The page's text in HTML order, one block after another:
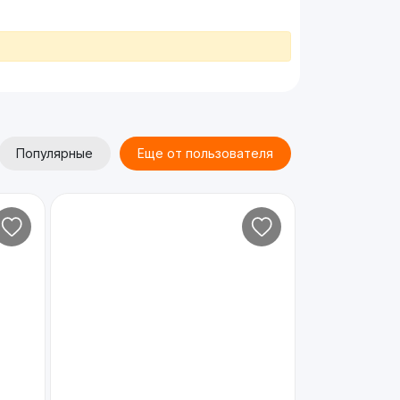
Популярные Еще от пользователя